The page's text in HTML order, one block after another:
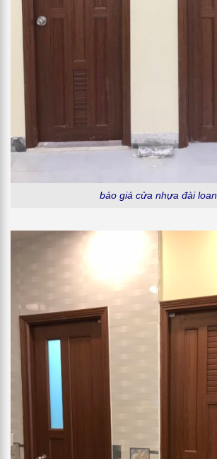
báo giá cửa nhựa đài loan